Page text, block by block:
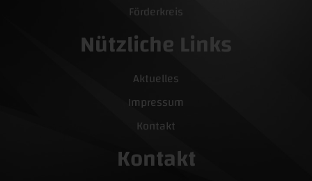
Förderkreis
Nützliche Links
Aktuelles
Impressum
Kontakt
Kontakt